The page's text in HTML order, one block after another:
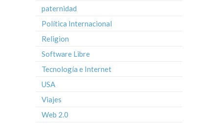
paternidad
Política Internacional
Religion
Software Libre
Tecnología e Internet
USA
Viajes
Web 2.0